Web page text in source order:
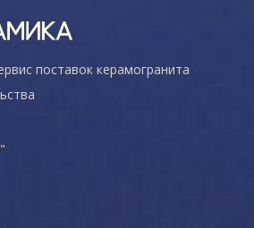
поставок керамогранита